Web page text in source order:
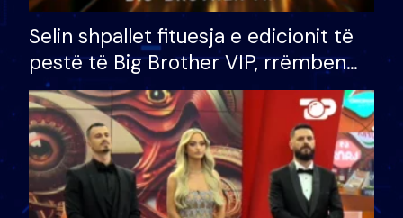
Selin shpallet fituesja e edicionit të
pestë të Big Brother VIP, rrëmben
çmimin e madh prej 100 mijë eurosh